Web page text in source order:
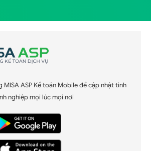
MISA ASP Kế toán Mobile để cập nhật tình
nghiệp mọi lúc mọi nơi